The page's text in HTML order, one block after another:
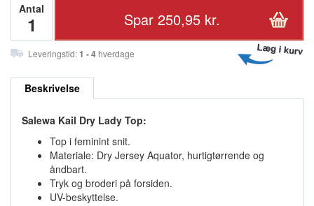
Antal
Leveringstid:1 - 4 hverdage
Beskrivelse
Salewa Kail Dry Lady Top:
Top i feminint snit.
Materiale: Dry Jersey Aquator, hurtigtørrende og
åndbart.
Tryk og broderi på forsiden.
UV-beskyttelse.